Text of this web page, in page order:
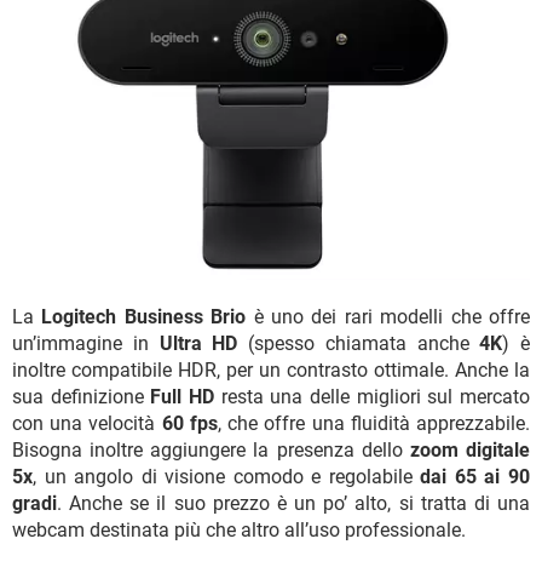
La Logitech Business Brio è uno dei rari modelli che offre
un’immagine in Ultra HD (spesso chiamata anche4K) è
inoltre compatibile HDR, per un contrasto ottimale. Anche la
sua definizione Full HD resta una delle migliori sul mercato
con una velocità 60 fps, che offre una fluidità apprezzabile.
Bisogna inoltre aggiungere la presenza dello zoom digitale
5x, un angolo di visione comodo e regolabiledai 65 ai 90
gradi. Anche se il suo prezzo è un po’ alto, si tratta di una
webcam destinata più che altro all’uso professionale.